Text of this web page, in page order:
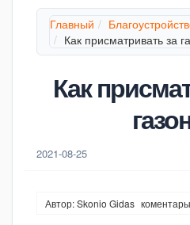
Главный
Как присматривать за
Как
2021-08-25
Автор: Skonio Gidas